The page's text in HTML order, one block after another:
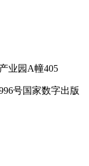
业园A幢405
号国家数字出版